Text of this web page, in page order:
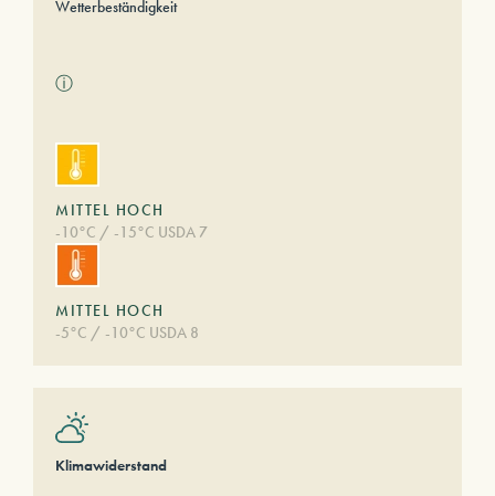
Wetterbeständigkeit
ⓘ
MITTEL HOCH
-10°C / -15°C USDA 7
MITTEL HOCH
-5°C / -10°C USDA 8
Klimawiderstand